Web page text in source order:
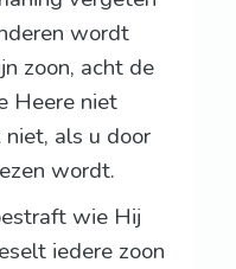
wordt
zoon, acht de
Heere niet
als u door
wordt.
wie Hij
iedere zoon